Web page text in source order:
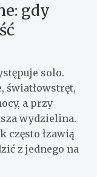
gdy
solo.
światłowstręt,
a przy
wydzielina.
często łzawią
z jednego na